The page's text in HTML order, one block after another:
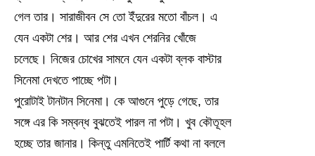
গেল তার। সারাজীবন সে তো ইঁদুরের মতো বাঁচল। এ
যেন একটা শের। আর শের এখন শেরনির খোঁজে
চলেছে। নিজের চোখের সামনে যেন একটা ব্লক বাস্টার
সিনেমা দেখতে পাচ্ছে পটা।
পুরোটাই টানটান সিনেমা। কে আগুনে পুড়ে গেছে, তার
সঙ্গে এর কি সম্বন্ধ বুঝতেই পারল না পটা। খুব কৌতূহল
হচ্ছে তার জানার। কিন্তু এমনিতেই পার্টি কথা না বললে